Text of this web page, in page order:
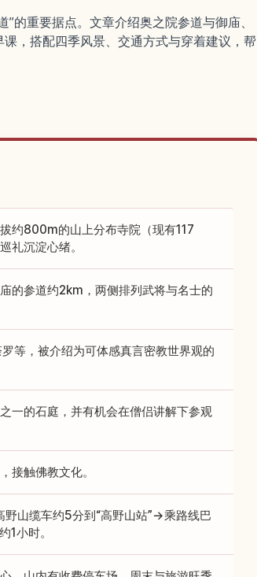
的重要据点。文章介绍奥之院参道与御庙、
，搭配四季风景、交通方式与穿着建议，帮
约800m的山上分布寺院（现有117
礼沉淀心绪。
的参道约2km，两侧排列武将与名士的
等，被介绍为可体感真言密教世界观的
一的石庭，并有机会在僧侣讲解下参观
接触佛教文化。
山缆车约5分到“高野山站”→乘路线巴
1小时。